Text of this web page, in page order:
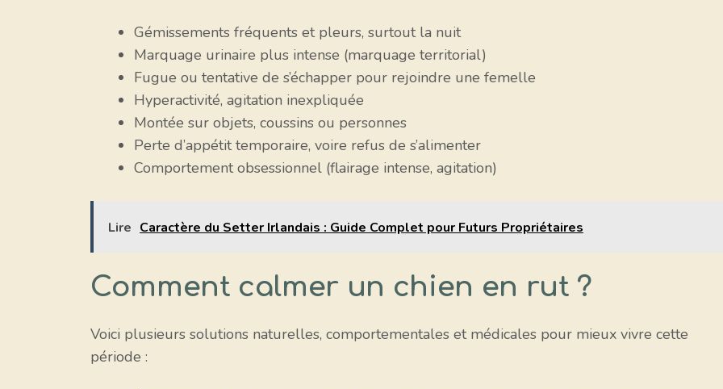
Gémissements fréquents et pleurs, surtout la nuit
Marquage urinaire plus intense (marquage territorial)
Fugue ou tentative de s’échapper pour rejoindre une femelle
Hyperactivité, agitation inexpliquée
Montée sur objets, coussins ou personnes
Perte d’appétit temporaire, voire refus de s’alimenter
Comportement obsessionnel (flairage intense, agitation)
Lire Caractère du Setter Irlandais : Guide Complet pour Futurs Propriétaires
Comment calmer un chien en rut ?
Voici plusieurs solutions naturelles, comportementales et médicales pour mieux vivre cette
période :